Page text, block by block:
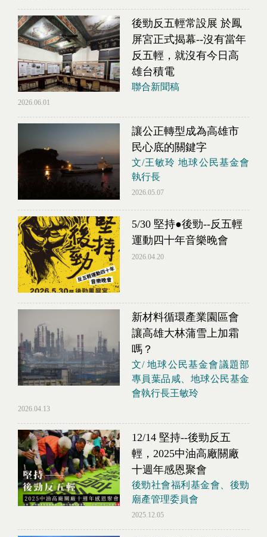
後勁反五輕常設展 於鳳
屏宮正式揭幕--沒有當年
反五輕，就沒有今日高
雄台積電
聯合新聞稿
2026.06.01
讓公正轉型成為高雄市
民心底的關鍵字
文/王敏玲 地球公民基金會
執行長
2026.05.07
5/30 堅持●後勁--反五輕
運動四十年音樂晚會
2026.04.20
新材料循環產業園區會
讓高雄大林蒲雪上加霜
嗎？
文/ 地球公民基金會議題部
專員葉品咸、地球公民基金
會執行長王敏玲
2026.04.13
12/14 堅持--後勁反五
輕，2025中油高廠關廠
十週年感恩聚會
後勁社會福利基金會、後勁
廟產管理委員會
2025.12.05